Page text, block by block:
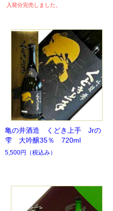
入荷分完売しました。
亀の井酒造 くどき上手 Jrの
雫 大吟醸35％ 720ml
5,500円 （税込み）